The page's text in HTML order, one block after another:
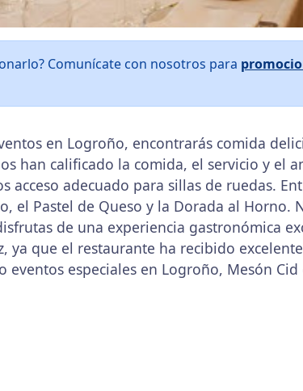
Comunícate con nosotros para
en Logroño, encontrarás comida
han calificado la comida, el servicio y el
acceso adecuado para sillas de ruedas.
el Pastel de Queso y la Dorada al Horno.
de una experiencia gastronómica
ya que el restaurante ha recibido
especiales en Logroño, Mesón